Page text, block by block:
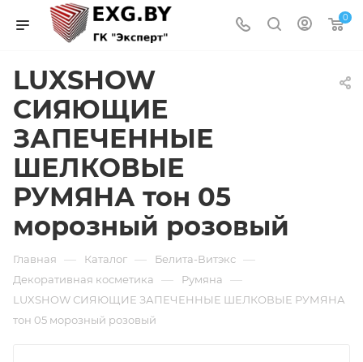
0
LUXSHOW
СИЯЮЩИЕ
ЗАПЕЧЕННЫЕ
ШЕЛКОВЫЕ
РУМЯНА тон 05
морозный розовый
Главная — Каталог — Белита-Витэкс —
Декоративная косметика — Румяна —
LUXSHOW СИЯЮЩИЕ ЗАПЕЧЕННЫЕ ШЕЛКОВЫЕ РУМЯНА
тон 05 морозный розовый